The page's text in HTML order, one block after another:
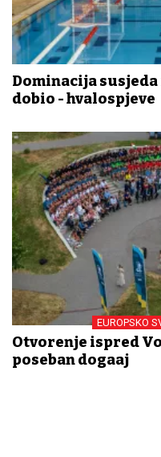
Dominacija susjeda
dobio - hvalospjeve
EUROPSKO
Otvorenje ispred
poseban događaj